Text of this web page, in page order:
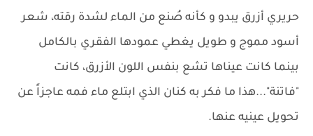
حريري أزرق يبدو و كأنه صُنع من الماء لشدة رقته، شعر
أسود مموج و طويل يغطي عمودها الفقري بالكامل
بينما كانت عيناها تشع بنفس اللون الأزرق، كانت
"فاتنة"...هذا ما فكر به كنان الذي ابتلع ماء فمه عاجزاً عن
تحويل عينيه عنها.